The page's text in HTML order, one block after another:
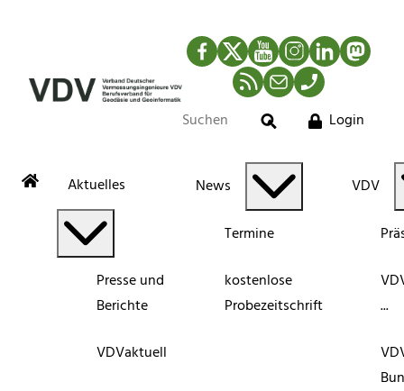
Facebook
TwitterYouTubeInstagram
LinkedIn
RSS-Newsfeed
MailTelefon
Suche
Login
Aktuelles
Presse und
Berichte
VDVaktuell
News
Termine
kostenlose
Probezeitschrift
VDV
...